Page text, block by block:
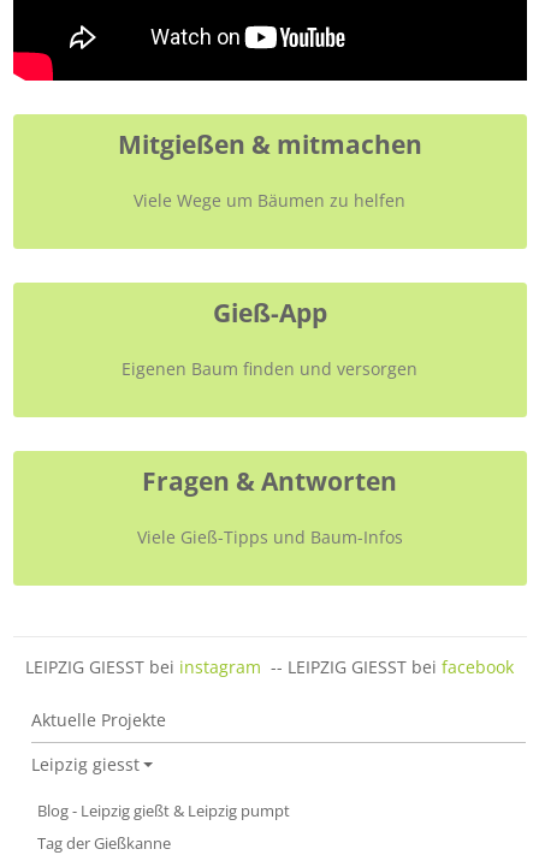
Mitgießen & mitmachen
Viele Wege um Bäumen zu helfen
Gieß-App
Eigenen Baum finden und versorgen
Fragen & Antworten
Viele Gieß-Tipps und Baum-Infos
LEIPZIG GIESST bei instagram -- LEIPZIG GIESST bei facebook
LEIPZIG GIESST
Aktuelle Projekte
Leipzig giesst
Blog - Leipzig gießt & Leipzig pumpt
Tag der Gießkanne